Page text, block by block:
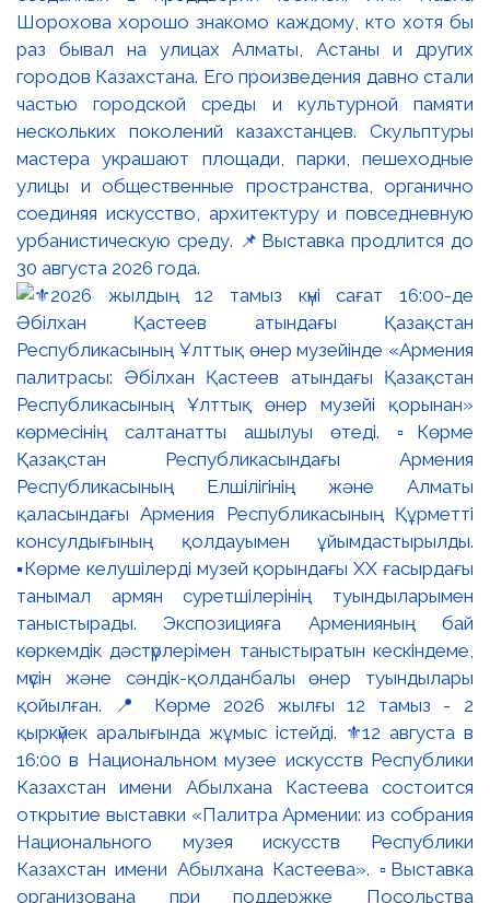
Шорохова хорошо знакомо каждому, кто хотя бы
раз бывал на улицах Алматы, Астаны и других
городов Казахстана. Его произведения давно стали
частью городской среды и культурной памяти
нескольких поколений казахстанцев. Скульптуры
мастера украшают площади, парки, пешеходные
улицы и общественные пространства, органично
соединяя искусство, архитектуру и повседневную
урбанистическую среду. 📌Выставка продлится до
30 августа 2026 года.